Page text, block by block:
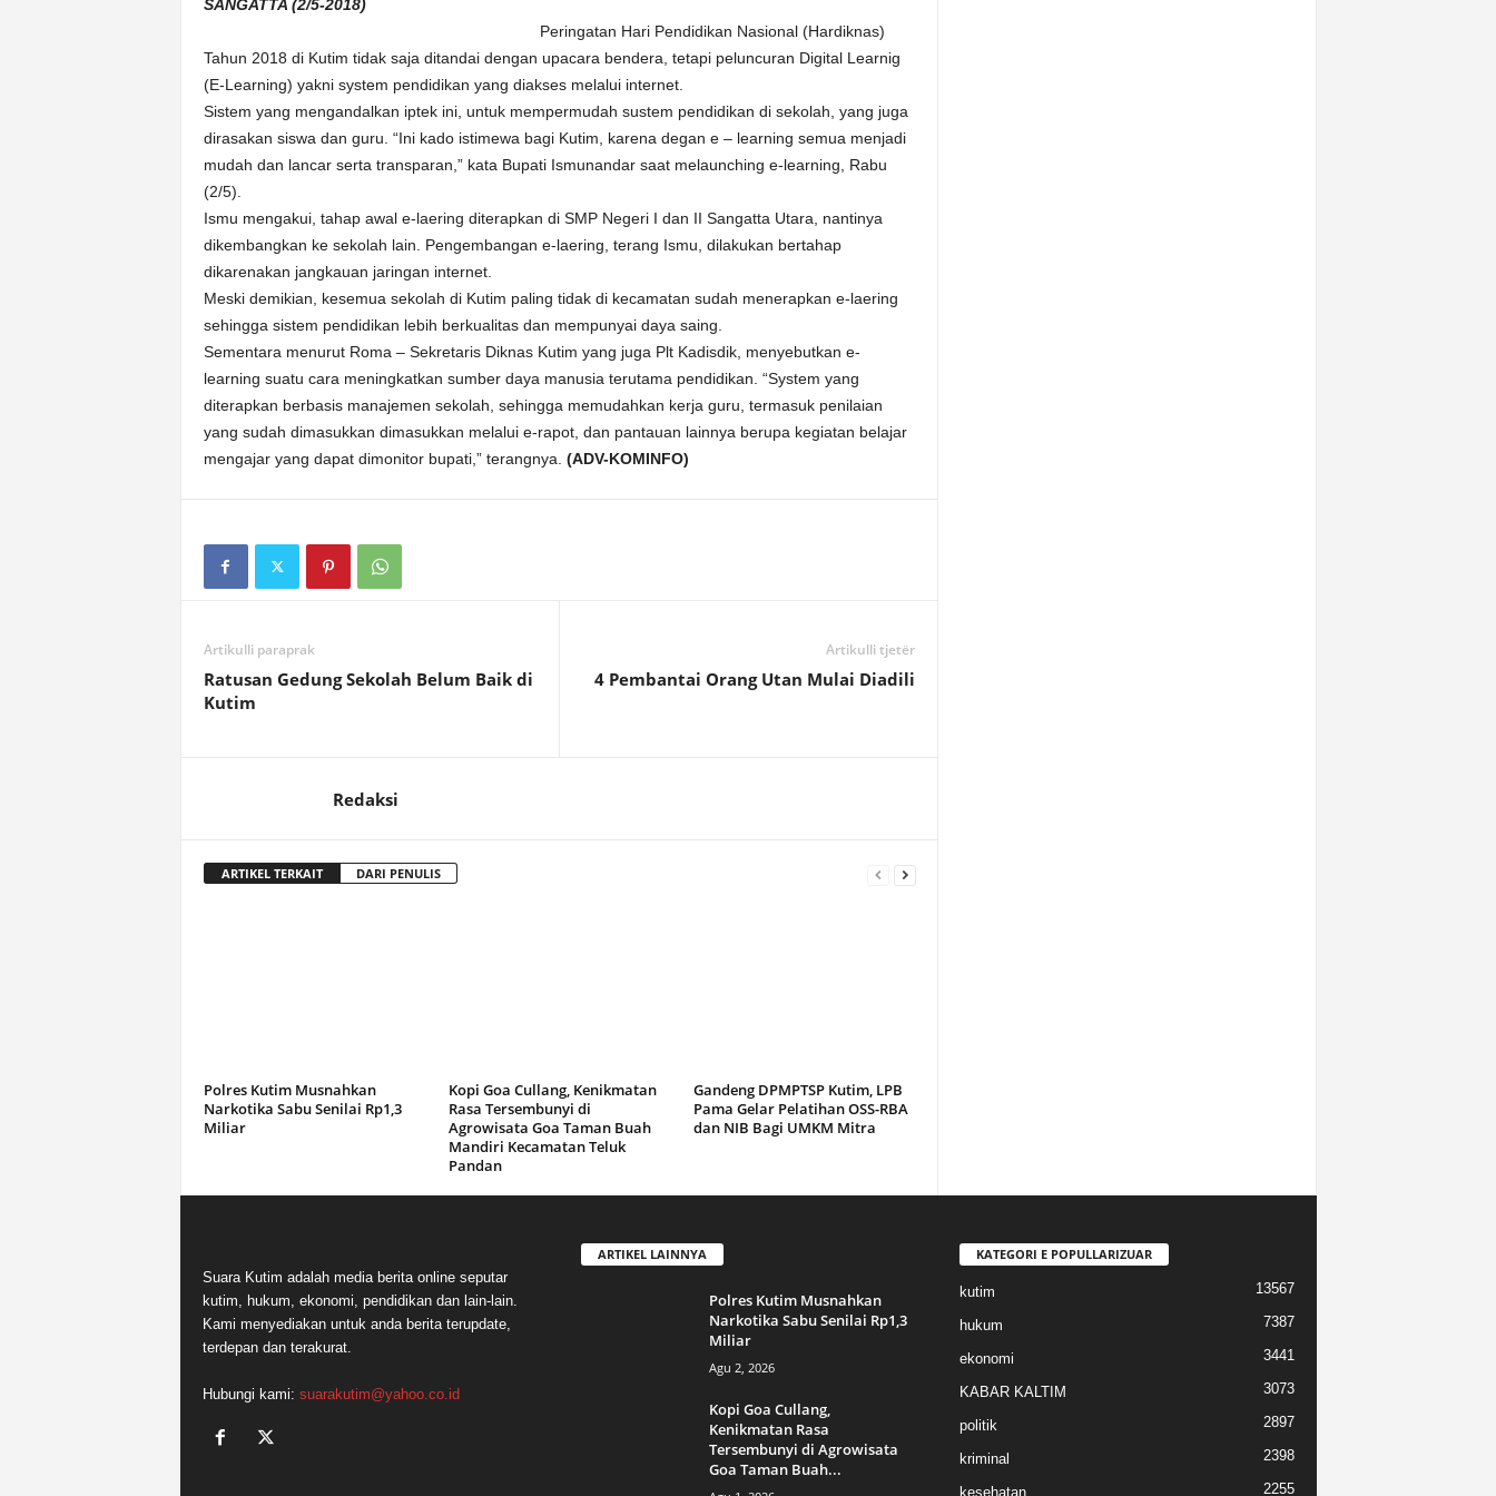
SANGATTA (2/5-2018)
Peringatan Hari Pendidikan Nasional (Hardiknas)
Tahun 2018 di Kutim tidak saja ditandai dengan upacara bendera, tetapi peluncuran Digital Learnig
(E-Learning) yakni system pendidikan yang diakses melalui internet.
Sistem yang mengandalkan iptek ini, untuk mempermudah sustem pendidikan di sekolah, yang juga
dirasakan siswa dan guru. “Ini kado istimewa bagi Kutim, karena degan e – learning semua menjadi
mudah dan lancar serta transparan,” kata Bupati Ismunandar saat melaunching e-learning, Rabu
(2/5).
Ismu mengakui, tahap awal e-laering diterapkan di SMP Negeri I dan II Sangatta Utara, nantinya
dikembangkan ke sekolah lain. Pengembangan e-laering, terang Ismu, dilakukan bertahap
dikarenakan jangkauan jaringan internet.
Meski demikian, kesemua sekolah di Kutim paling tidak di kecamatan sudah menerapkan e-laering
sehingga sistem pendidikan lebih berkualitas dan mempunyai daya saing.
Sementara menurut Roma – Sekretaris Diknas Kutim yang juga Plt Kadisdik, menyebutkan e-
learning suatu cara meningkatkan sumber daya manusia terutama pendidikan. “System yang
diterapkan berbasis manajemen sekolah, sehingga memudahkan kerja guru, termasuk penilaian
yang sudah dimasukkan dimasukkan melalui e-rapot, dan pantauan lainnya berupa kegiatan belajar
mengajar yang dapat dimonitor bupati,” terangnya. (ADV-KOMINFO)
Artikulli paraprak
Ratusan Gedung Sekolah Belum Baik di
Kutim
Artikulli tjetër
4 Pembantai Orang Utan Mulai Diadili
Redaksi
ARTIKEL TERKAIT DARI PENULIS
Polres Kutim Musnahkan
Narkotika Sabu Senilai Rp1,3
Miliar
Kopi Goa Cullang, Kenikmatan
Rasa Tersembunyi di
Agrowisata Goa Taman Buah
Mandiri Kecamatan Teluk
Pandan
Gandeng DPMPTSP Kutim, LPB
Pama Gelar Pelatihan OSS-RBA
dan NIB Bagi UMKM Mitra
Suara Kutim adalah media berita online seputar
kutim, hukum, ekonomi, pendidikan dan lain-lain.
Kami menyediakan untuk anda berita terupdate,
terdepan dan terakurat.
Hubungi kami: suarakutim@yahoo.co.id
ARTIKEL LAINNYA
Polres Kutim Musnahkan
Narkotika Sabu Senilai Rp1,3
Miliar
Agu 2, 2026
Kopi Goa Cullang,
Kenikmatan Rasa
Tersembunyi di Agrowisata
Goa Taman Buah...
KATEGORI E POPULLARIZUAR
kutim 13567
hukum 7387
ekonomi 3441
KABAR KALTIM 3073
politik 2897
kriminal 2398
kesehatan 2255